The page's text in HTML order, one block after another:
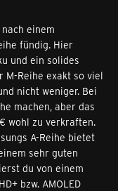
einem
fündig. Hier
und ein solides
M-Reihe exakt so viel
nicht weniger. Bei
machen, aber das
wohl zu verkraften.
A-Reihe bietet
sehr guten
du von einem
bzw. AMOLED